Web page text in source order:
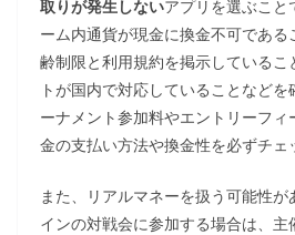
取りが発生しないアプリを選ぶこ
ーム内通貨が現金に換金不可であ
齢制限と利用規約を掲示しているこ
トが国内で対応していることなど
ーナメント参加料やエントリーフ
金の支払い方法や換金性を必ずチェ
また、リアルマネーを扱う可能性が
インの対戦会に参加する場合は、